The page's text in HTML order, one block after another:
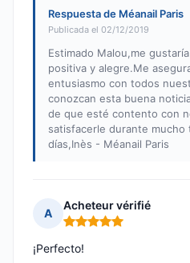
Respuesta de Méanail Paris
Publicada el 02/12/2019
Estimado Malou,me
positiva y alegre.Me
entusiasmo con todos
conozcan esta buena
de que esté contento con
satisfacerle durante mucho
días,Inès - Méanail Paris
A
Acheteur vérifié
Nota: 5 de 5
¡Perfecto!